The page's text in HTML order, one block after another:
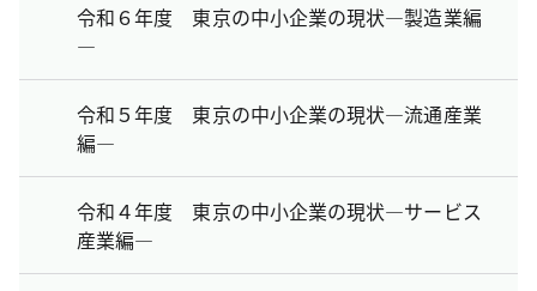
令和６年度 東京の中小企業の現状―製造業編
―
令和５年度 東京の中小企業の現状―流通産業
編―
令和４年度 東京の中小企業の現状―サービス
産業編―